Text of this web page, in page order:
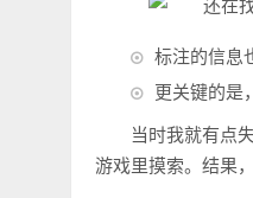
标注的信息
更关键的是
当时我就有点
游戏里摸索。结果